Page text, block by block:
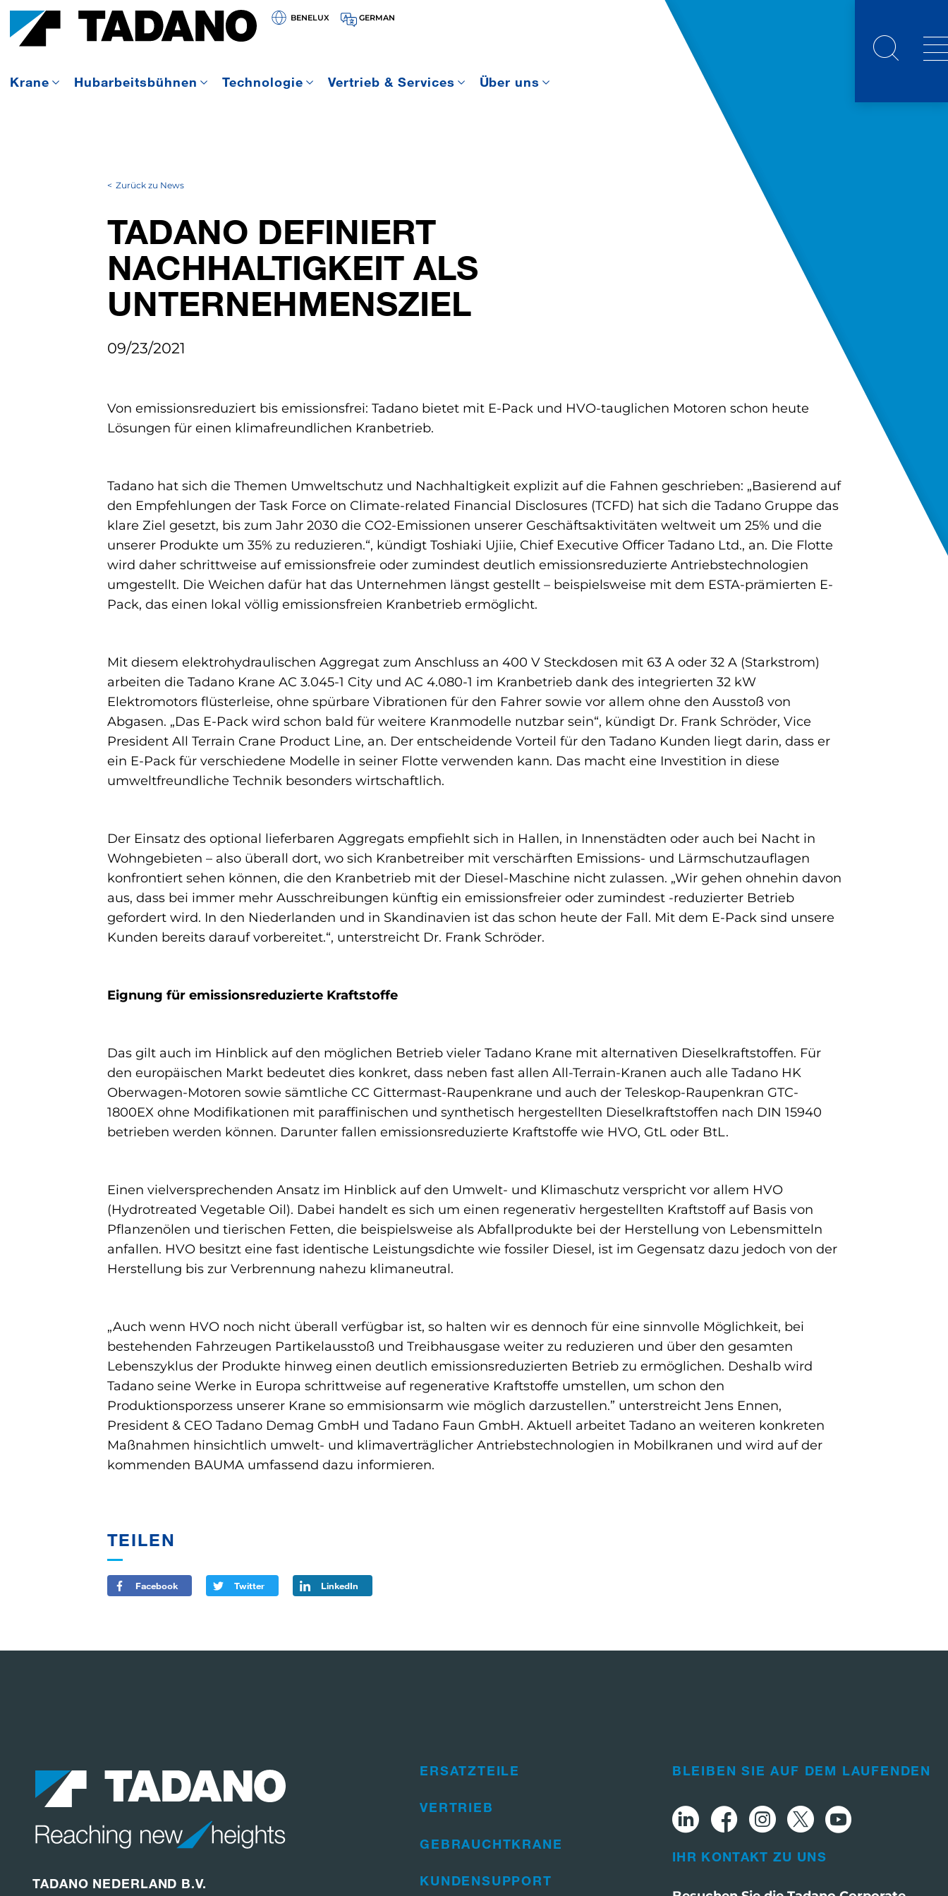
BENELUX GERMAN
Krane Hubarbeitsbühnen Technologie Vertrieb & Services Über uns
Zurück zu News
TADANO DEFINIERT
NACHHALTIGKEIT ALS
UNTERNEHMENSZIEL
09/23/2021
Von emissionsreduziert bis emissionsfrei: Tadano bietet mit E-Pack und HVO-tauglichen Motoren schon heute
Lösungen für einen klimafreundlichen Kranbetrieb.
Tadano hat sich die Themen Umweltschutz und Nachhaltigkeit explizit auf die Fahnen geschrieben: „Basierend auf
den Empfehlungen der Task Force on Climate-related Financial Disclosures (TCFD) hat sich die Tadano Gruppe das
klare Ziel gesetzt, bis zum Jahr 2030 die CO2-Emissionen unserer Geschäftsaktivitäten weltweit um 25% und die
unserer Produkte um 35% zu reduzieren.“, kündigt Toshiaki Ujiie, Chief Executive Officer Tadano Ltd., an. Die Flotte
wird daher schrittweise auf emissionsfreie oder zumindest deutlich emissionsreduzierte Antriebstechnologien
umgestellt. Die Weichen dafür hat das Unternehmen längst gestellt – beispielsweise mit dem ESTA-prämierten E-
Pack, das einen lokal völlig emissionsfreien Kranbetrieb ermöglicht.
Mit diesem elektrohydraulischen Aggregat zum Anschluss an 400 V Steckdosen mit 63 A oder 32 A (Starkstrom)
arbeiten die Tadano Krane AC 3.045-1 City und AC 4.080-1 im Kranbetrieb dank des integrierten 32 kW
Elektromotors flüsterleise, ohne spürbare Vibrationen für den Fahrer sowie vor allem ohne den Ausstoß von
Abgasen. „Das E-Pack wird schon bald für weitere Kranmodelle nutzbar sein“, kündigt Dr. Frank Schröder, Vice
President All Terrain Crane Product Line, an. Der entscheidende Vorteil für den Tadano Kunden liegt darin, dass er
ein E-Pack für verschiedene Modelle in seiner Flotte verwenden kann. Das macht eine Investition in diese
umweltfreundliche Technik besonders wirtschaftlich.
Der Einsatz des optional lieferbaren Aggregats empfiehlt sich in Hallen, in Innenstädten oder auch bei Nacht in
Wohngebieten – also überall dort, wo sich Kranbetreiber mit verschärften Emissions- und Lärmschutzauflagen
konfrontiert sehen können, die den Kranbetrieb mit der Diesel-Maschine nicht zulassen. „Wir gehen ohnehin davon
aus, dass bei immer mehr Ausschreibungen künftig ein emissionsfreier oder zumindest -reduzierter Betrieb
gefordert wird. In den Niederlanden und in Skandinavien ist das schon heute der Fall. Mit dem E-Pack sind unsere
Kunden bereits darauf vorbereitet.“, unterstreicht Dr. Frank Schröder.
Eignung für emissionsreduzierte Kraftstoffe
Das gilt auch im Hinblick auf den möglichen Betrieb vieler Tadano Krane mit alternativen Dieselkraftstoffen. Für
den europäischen Markt bedeutet dies konkret, dass neben fast allen All-Terrain-Kranen auch alle Tadano HK
Oberwagen-Motoren sowie sämtliche CC Gittermast-Raupenkrane und auch der Teleskop-Raupenkran GTC-
1800EX ohne Modifikationen mit paraffinischen und synthetisch hergestellten Dieselkraftstoffen nach DIN 15940
betrieben werden können. Darunter fallen emissionsreduzierte Kraftstoffe wie HVO, GtL oder BtL.
Einen vielversprechenden Ansatz im Hinblick auf den Umwelt- und Klimaschutz verspricht vor allem HVO
(Hydrotreated Vegetable Oil). Dabei handelt es sich um einen regenerativ hergestellten Kraftstoff auf Basis von
Pflanzenölen und tierischen Fetten, die beispielsweise als Abfallprodukte bei der Herstellung von Lebensmitteln
anfallen. HVO besitzt eine fast identische Leistungsdichte wie fossiler Diesel, ist im Gegensatz dazu jedoch von der
Herstellung bis zur Verbrennung nahezu klimaneutral.
„Auch wenn HVO noch nicht überall verfügbar ist, so halten wir es dennoch für eine sinnvolle Möglichkeit, bei
bestehenden Fahrzeugen Partikelausstoß und Treibhausgase weiter zu reduzieren und über den gesamten
Lebenszyklus der Produkte hinweg einen deutlich emissionsreduzierten Betrieb zu ermöglichen. Deshalb wird
Tadano seine Werke in Europa schrittweise auf regenerative Kraftstoffe umstellen, um schon den
Produktionsporzess unserer Krane so emmisionsarm wie möglich darzustellen.” unterstreicht Jens Ennen,
President & CEO Tadano Demag GmbH und Tadano Faun GmbH. Aktuell arbeitet Tadano an weiteren konkreten
Maßnahmen hinsichtlich umwelt- und klimaverträglicher Antriebstechnologien in Mobilkranen und wird auf der
kommenden BAUMA umfassend dazu informieren.
TEILEN
Facebook Twitter LinkedIn
TADANO NEDERLAND B.V.
ERSATZTEILE
VERTRIEB
GEBRAUCHTKRANE
KUNDENSUPPORT
BLEIBEN SIE AUF DEM LAUFENDEN
IHR KONTAKT ZU UNS